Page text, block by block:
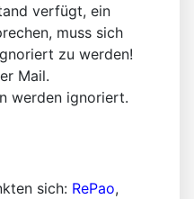
verfügt, ein
muss sich
zu werden!
Mail.
werden ignoriert.
sich: RePao,